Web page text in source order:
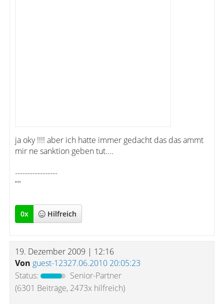
ja oky !!!! aber ich hatte immer gedacht das das ammt
mir ne sanktion geben tut....
-----------------
""
0x Hilfreich
19. Dezember 2009 | 12:16
Von guest-12327.06.2010 20:05:23
Status:
Senior-Partner
(6301 Beiträge, 2473x hilfreich)